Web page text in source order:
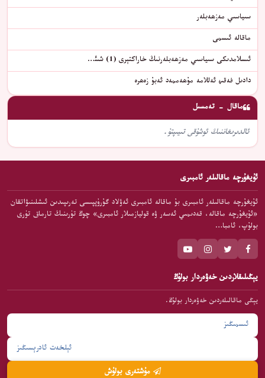
سىياسىي مەزھەبلەر
ماقالە ئىسمى
ئىسلامدىكى سىياسىي مەزھەبلەرنىڭ خاراكتېرى (1) شىئ…
دادىل فەقىھ ئەللامە مۇھەممەد ئەبۇ زەھرە
ماقال - تەمسىل
ئالدىرىغاننىڭ ئوشۇقى تىيىپتۇ.
ئۇيغۇرچە ماقالىلەر ئامبىرى
ئۇيغۇرچە ماقالىلەر ئامبىرى بۇ ماقالە ئامبىرى ئەۋلاد گۇرۇپپىسى تەرىپىدىن ئىشلىنىۋاتقان
«ئۇيغۇرچە ماقالە، قەدىمىي ئەسەر ۋە قوليازمىلار ئامبىرى» چوڭ تۈرىنىڭ تارماق تۈرى
بولۇپ، ئامبا…
يېڭىلىقلاردىن خەۋەردار بولۇڭ
يېڭى ماقالىلەردىن خەۋەردار بولۇڭ.